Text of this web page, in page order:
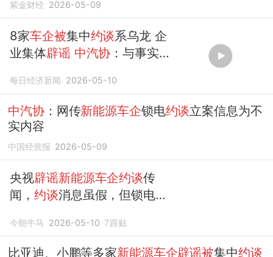
紫金财经 2026-05-09
8家车企被集中约谈系乌龙 企
业集体辟谣 中汽协 ：与事实严
每日经济新闻 2026-05-10
中汽协：网传新能源车企锁电约谈立案信息为不
实内容
中国经营报 2026-05-09
央视辟谣新能源车企约谈传
闻，约谈消息虽假，但锁电问
今朝牛马 2026-05-10 7跟贴
比亚迪、小鹏等多家新能源车企辟谣被集中约谈